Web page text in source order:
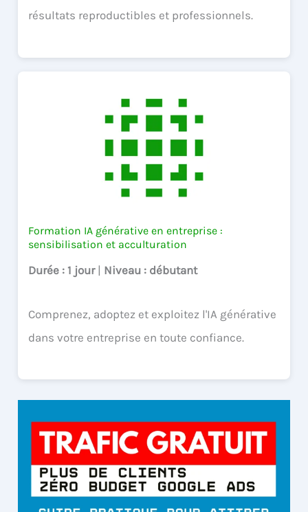
résultats reproductibles et professionnels.
Formation IA générative en entreprise :
sensibilisation et acculturation
Durée : 1 jour | Niveau : débutant
Comprenez, adoptez et exploitez l'IA générative
dans votre entreprise en toute confiance.